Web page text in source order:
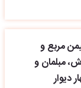
مربع و
مبلمان و
دیوار